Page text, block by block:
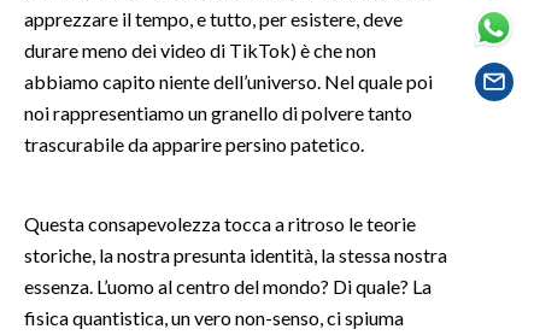
VOLLEY
MOTORI
TENNIS
ALTRI SPORT
SPETTACOLI
GOSSIP
apprezzare il tempo, e tutto, per esistere, deve
durare meno dei video di TikTok) è che non
abbiamo capito niente dell’universo. Nel quale poi
noi rappresentiamo un granello di polvere tanto
trascurabile da apparire persino patetico.
Questa consapevolezza tocca a ritroso le teorie
storiche, la nostra presunta identità, la stessa nostra
essenza. L’uomo al centro del mondo? Di quale? La
fisica quantistica, un vero non-senso, ci spiuma